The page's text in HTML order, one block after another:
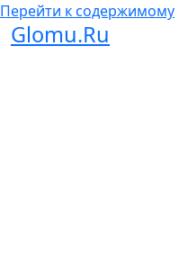
Перейти к содержимому
Glomu.Ru